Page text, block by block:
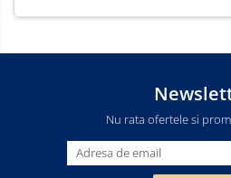
Nu rata ofertele si